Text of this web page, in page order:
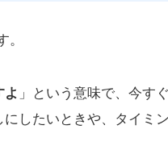
。
よ 」という意味で、今す
したいときや、タイミ